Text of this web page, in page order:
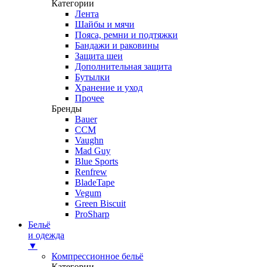
Категории
Лента
Шайбы и мячи
Пояса, ремни и подтяжки
Бандажи и раковины
Защита шеи
Дополнительная защита
Бутылки
Хранение и уход
Прочее
Бренды
Bauer
CCM
Vaughn
Mad Guy
Blue Sports
Renfrew
BladeTape
Vegum
Green Biscuit
ProSharp
Бельё
и одежда
▼
Компрессионное бельё